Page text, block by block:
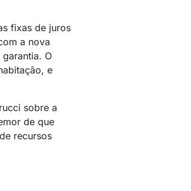
fixas de juros
a nova
O
e
sobre a
de que
recursos